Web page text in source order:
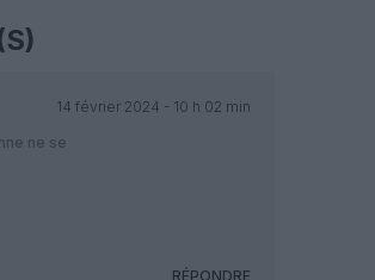
14 février 2024 - 10 h 02 min
ne se
RÉPONDRE